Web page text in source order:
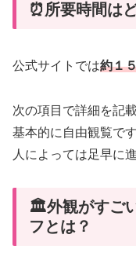
⏰所要時間は
公式サイトでは約１
次の項目で詳細を記
基本的に自由観覧です
人によっては足早に
🏛️外観がすご
フとは？